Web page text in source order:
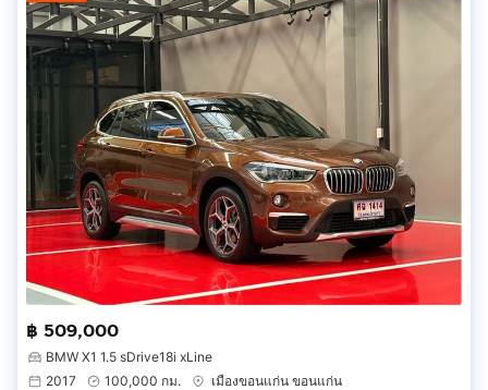
฿ 509,000
BMW X1 1.5 sDrive18i xLine
2017
100,000 กม.
เมืองขอนแก่น ขอนแก่น